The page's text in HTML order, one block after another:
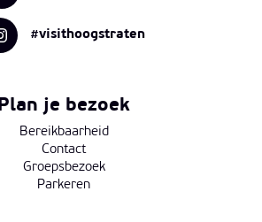
#visithoogstraten
Plan je bezoek
Bereikbaarheid
Contact
Groepsbezoek
Parkeren